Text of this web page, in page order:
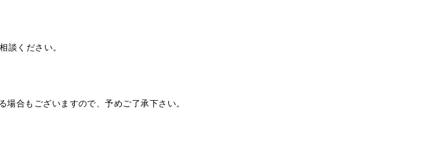
談ください。
合もございますので、予めご了承下さい。